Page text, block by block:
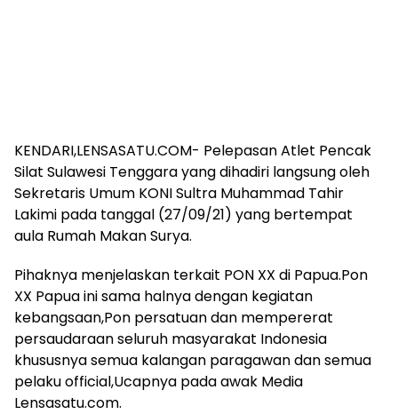
KENDARI,LENSASATU.COM- Pelepasan Atlet Pencak
Silat Sulawesi Tenggara yang dihadiri langsung oleh
Sekretaris Umum KONI Sultra Muhammad Tahir
Lakimi pada tanggal (27/09/21) yang bertempat
aula Rumah Makan Surya.
Pihaknya menjelaskan terkait PON XX di Papua.Pon
XX Papua ini sama halnya dengan kegiatan
kebangsaan,Pon persatuan dan mempererat
persaudaraan seluruh masyarakat Indonesia
khususnya semua kalangan paragawan dan semua
pelaku official,Ucapnya pada awak Media
Lensasatu.com.